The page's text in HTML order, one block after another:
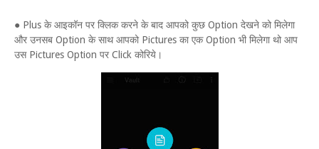
● Plus के आइकॉन पर क्लिक करने के बाद आपको कुछ Option देखने को मिलेगा
और उनसब Option के साथ आपको Pictures का एक Option भी मिलेगा थो आप
उस Pictures Option पर Click कोरिये।